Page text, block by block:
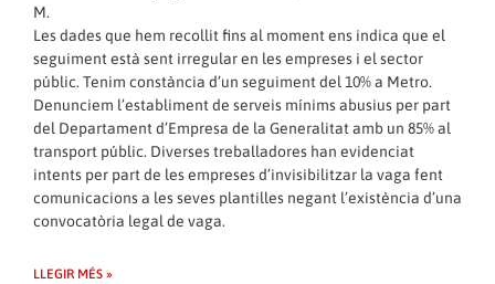
M.
Les dades que hem recollit fins al moment ens indica que el
seguiment està sent irregular en les empreses i el sector
públic. Tenim constància d’un seguiment del 10% a Metro.
Denunciem l’establiment de serveis mínims abusius per part
del Departament d’Empresa de la Generalitat amb un 85% al
transport públic. Diverses treballadores han evidenciat
intents per part de les empreses d’invisibilitzar la vaga fent
comunicacions a les seves plantilles negant l’existència d’una
convocatòria legal de vaga.
LLEGIR MÉS »